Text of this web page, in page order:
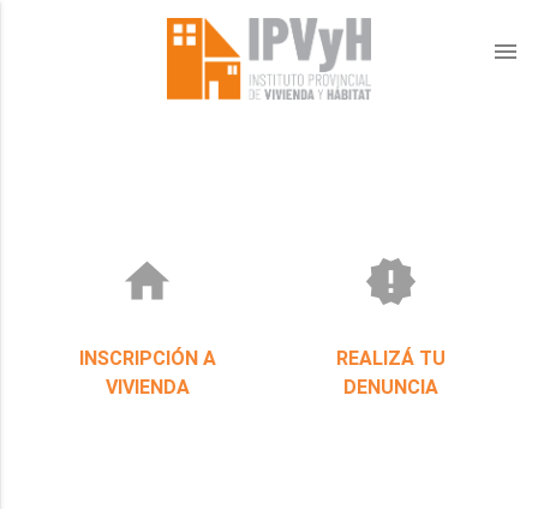
menu
home
INSCRIPCIÓN A
VIVIENDA
new_releases
REALIZÁ TU
DENUNCIA